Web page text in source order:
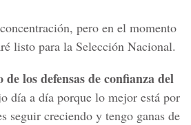
pero en el momento
listo para la Selección Nacional.
de los defensas de confianza del
día a día porque lo mejor está por
seguir creciendo y tengo ganas de